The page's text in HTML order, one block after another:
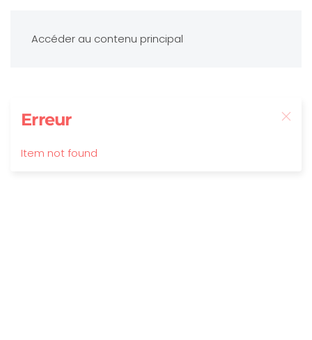
Accéder au contenu principal
Erreur
Item not found